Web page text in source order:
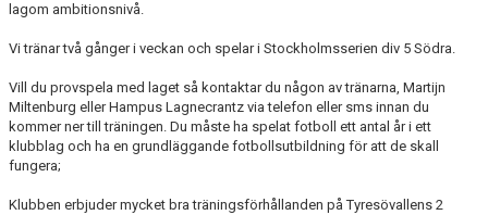
lagom ambitionsnivå.
Vi tränar två gånger i veckan och spelar i Stockholmsserien div 5 Södra.
Vill du provspela med laget så kontaktar du någon av tränarna, Martijn
Miltenburg eller Hampus Lagnecrantz via telefon eller sms innan du
kommer ner till träningen. Du måste ha spelat fotboll ett antal år i ett
klubblag och ha en grundläggande fotbollsutbildning för att de skall
fungera;
Klubben erbjuder mycket bra träningsförhållanden på Tyresövallens 2